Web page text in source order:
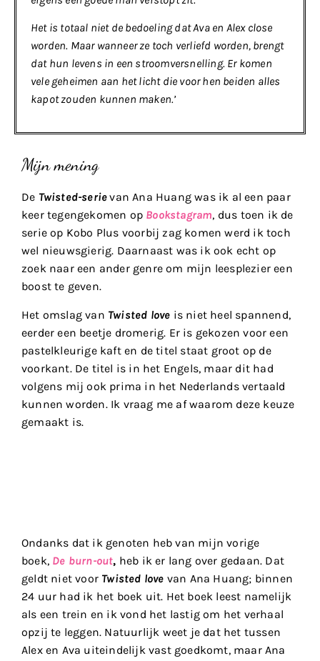
Het is totaal niet de bedoeling dat Ava en Alex close
worden. Maar wanneer ze toch verliefd worden, brengt
dat hun levens in een stroomversnelling. Er komen
vele geheimen aan het licht die voor hen beiden alles
kapot zouden kunnen maken.’
Mijn mening
De Twisted-serievan Ana Huang was ik al een paar
keer tegengekomen op Bookstagram, dus toen ik de
serie op Kobo Plus voorbij zag komen werd ik toch
wel nieuwsgierig. Daarnaast was ik ook echt op
zoek naar een ander genre om mijn leesplezier een
boost te geven.
Het omslag van Twisted love is niet heel spannend,
eerder een beetje dromerig. Er is gekozen voor een
pastelkleurige kaft en de titel staat groot op de
voorkant. De titel is in het Engels, maar dit had
volgens mij ook prima in het Nederlands vertaald
kunnen worden. Ik vraag me af waarom deze keuze
gemaakt is.
Ondanks dat ik genoten heb van mijn vorige
boek, De burn-out, heb ik er lang over gedaan. Dat
geldt niet voor Twisted love van Ana Huang; binnen
24 uur had ik het boek uit. Het boek leest namelijk
als een trein en ik vond het lastig om het verhaal
opzij te leggen. Natuurlijk weet je dat het tussen
Alex en Ava uiteindelijk vast goedkomt, maar Ana